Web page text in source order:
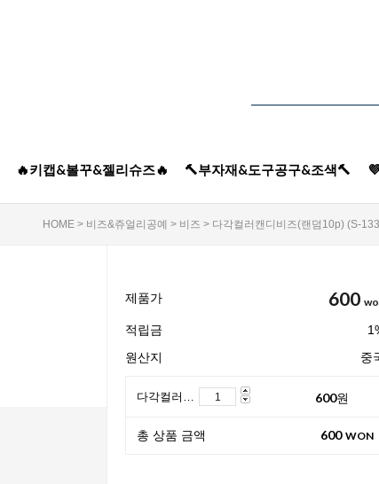
🔥키캡&볼꾸&젤리슈즈🔥 🔨부자재&도구공구&조색🔨
HOME > 비즈&쥬얼리공예 > 비즈 > 다각컬러캔디비즈(랜덤10p) (S-
제품가 600
적립금
원산지
중
600원
총 상품 금액 600 WON